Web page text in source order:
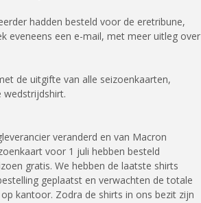
hadden besteld voor de eretribune,
eveneens een e-mail, met meer uitleg over
de uitgifte van alle seizoenkaarten,
veranderd en van Macron
voor 1 juli hebben besteld
gratis. We hebben de laatste shirts
geplaatst en verwachten de totale
kantoor. Zodra de shirts in ons bezit zijn